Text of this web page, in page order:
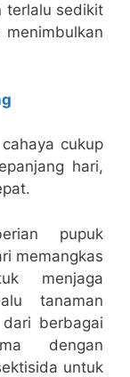
terlalu sedikit
cukup
hari,
pupuk
memangkas
menjaga
tanaman
berbagai
dengan
untuk